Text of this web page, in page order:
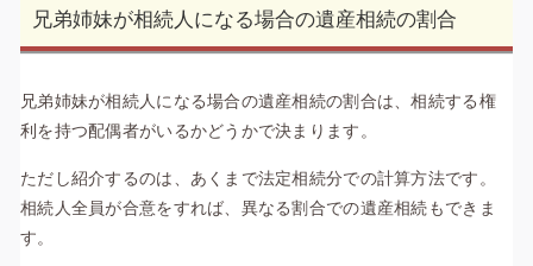
兄弟姉妹が相続人になる場合の遺産相続の割合
兄弟姉妹が相続人になる場合の遺産相続の割合は、相続する権
利を持つ配偶者がいるかどうかで決まります。
ただし紹介するのは、あくまで法定相続分での計算方法です。
相続人全員が合意をすれば、異なる割合での遺産相続もできま
す。